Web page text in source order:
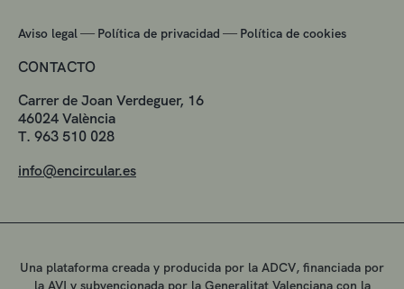
Aviso legal — Política de privacidad — Política de cookies
CONTACTO
Carrer de Joan Verdeguer, 16
46024 València
T. 963 510 028
info@encircular.es
Una plataforma creada y producida por la ADCV, financiada por
la AVI y subvencionada por la Generalitat Valenciana con la